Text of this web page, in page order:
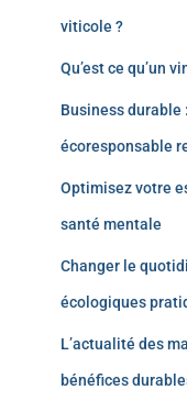
viticole ?
Qu’est ce qu’un
Business durable
écoresponsable
Optimisez votre
santé mentale
Changer le
écologiques
L’actualité des
bénéfices